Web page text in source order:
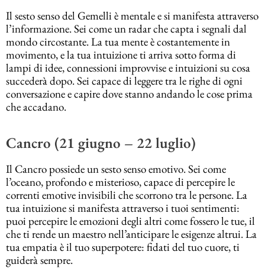
Il sesto senso del Gemelli è mentale e si manifesta attraverso
l’informazione. Sei come un radar che capta i segnali dal
mondo circostante. La tua mente è costantemente in
movimento, e la tua intuizione ti arriva sotto forma di
lampi di idee, connessioni improvvise e intuizioni su cosa
succederà dopo. Sei capace di leggere tra le righe di ogni
conversazione e capire dove stanno andando le cose prima
che accadano.
Cancro (21 giugno – 22 luglio)
Il Cancro possiede un sesto senso emotivo. Sei come
l’oceano, profondo e misterioso, capace di percepire le
correnti emotive invisibili che scorrono tra le persone. La
tua intuizione si manifesta attraverso i tuoi sentimenti:
puoi percepire le emozioni degli altri come fossero le tue, il
che ti rende un maestro nell’anticipare le esigenze altrui. La
tua empatia è il tuo superpotere: fidati del tuo cuore, ti
guiderà sempre.